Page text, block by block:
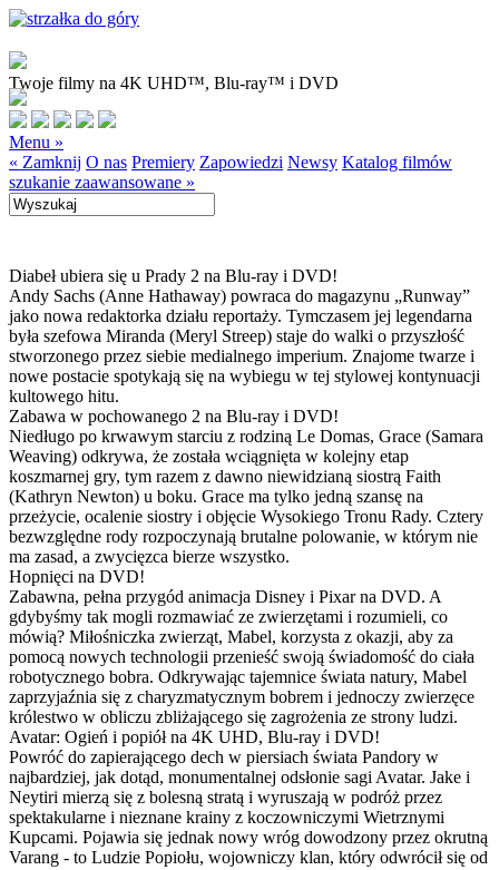
Twoje filmy na 4K UHD™, Blu-ray™ i DVD
Menu »
« Zamknij O nas Premiery Zapowiedzi Newsy Katalog filmów
szukanie zaawansowane »
Diabeł ubiera się u Prady 2 na Blu-ray i DVD!
Andy Sachs (Anne Hathaway) powraca do magazynu „Runway”
jako nowa redaktorka działu reportaży. Tymczasem jej legendarna
była szefowa Miranda (Meryl Streep) staje do walki o przyszłość
stworzonego przez siebie medialnego imperium. Znajome twarze i
nowe postacie spotykają się na wybiegu w tej stylowej kontynuacji
kultowego hitu.
Zabawa w pochowanego 2 na Blu-ray i DVD!
Niedługo po krwawym starciu z rodziną Le Domas, Grace (Samara
Weaving) odkrywa, że została wciągnięta w kolejny etap
koszmarnej gry, tym razem z dawno niewidzianą siostrą Faith
(Kathryn Newton) u boku. Grace ma tylko jedną szansę na
przeżycie, ocalenie siostry i objęcie Wysokiego Tronu Rady. Cztery
bezwzględne rody rozpoczynają brutalne polowanie, w którym nie
ma zasad, a zwycięzca bierze wszystko.
Hopnięci na DVD!
Zabawna, pełna przygód animacja Disney i Pixar na DVD. A
gdybyśmy tak mogli rozmawiać ze zwierzętami i rozumieli, co
mówią? Miłośniczka zwierząt, Mabel, korzysta z okazji, aby za
pomocą nowych technologii przenieść swoją świadomość do ciała
robotycznego bobra. Odkrywając tajemnice świata natury, Mabel
zaprzyjaźnia się z charyzmatycznym bobrem i jednoczy zwierzęce
królestwo w obliczu zbliżającego się zagrożenia ze strony ludzi.
Avatar: Ogień i popiół na 4K UHD, Blu-ray i DVD!
Powróć do zapierającego dech w piersiach świata Pandory w
najbardziej, jak dotąd, monumentalnej odsłonie sagi Avatar. Jake i
Neytiri mierzą się z bolesną stratą i wyruszają w podróż przez
spektakularne i nieznane krainy z koczowniczymi Wietrznymi
Kupcami. Pojawia się jednak nowy wróg dowodzony przez okrutną
Varang - to Ludzie Popiołu, wojowniczy klan, który odwrócił się od